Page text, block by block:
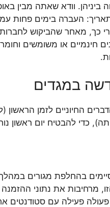
וודא שאתה מבין
העברה בימים פחות
כך, מאחר שהביקוש
חינמיים או משומשים
במגדים
החיוניים לזמן הראשון
כדי להבטיח יום ראשון
בהחלפת מגורים במהלך
מרחיבות את נתוני
פעילה עם סטודנטים